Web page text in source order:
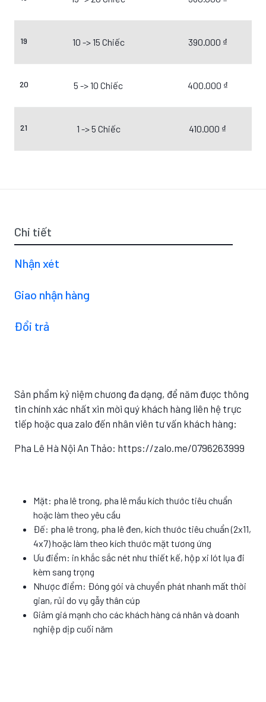
19 10 -> 15 Chiếc 390.000 ₫
20 5 -> 10 Chiếc 400.000 ₫
21 1 -> 5 Chiếc 410.000 ₫
Chi tiết
Nhận xét
Giao nhận hàng
Đổi trả
Sản phẩm kỷ niệm chương đa dạng, để năm được thông
tin chính xác nhất xin mời quý khách hàng liên hệ trực
tiếp hoặc qua zalo đến nhân viên tư vấn khách hàng:
Pha Lê Hà Nội An Thảo: https://zalo.me/0796263999
Mặt: pha lê trong, pha lê mầu kích thước tiêu chuẩn
hoặc làm theo yêu cầu
Đế: pha lê trong, pha lê đen, kích thước tiêu chuẩn (2x11,
4x7) hoặc làm theo kích thước mặt tương ứng
Ưu điểm: in khắc sắc nét như thiết kế, hộp xi lót lụa đi
kèm sang trọng
Nhược điểm: Đóng gói và chuyển phát nhanh mất thời
gian, rủi do vụ gẫy thân cúp
Giảm giá mạnh cho các khách hàng cá nhân và doanh
nghiệp dịp cuối năm